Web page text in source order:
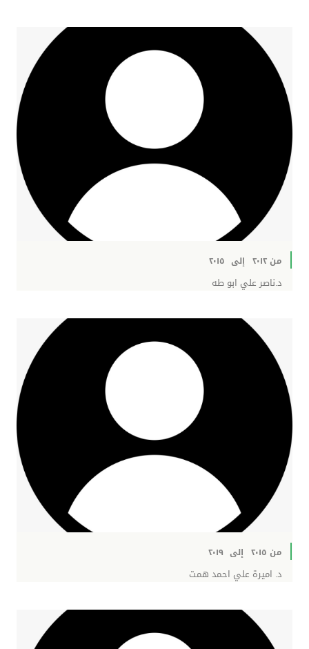
من ٢٠١٢ إلى ٢٠١٥
د.ناصر علي ابو طه
من ٢٠١٥ إلى ٢٠١٩
د. اميرة علي احمد همت